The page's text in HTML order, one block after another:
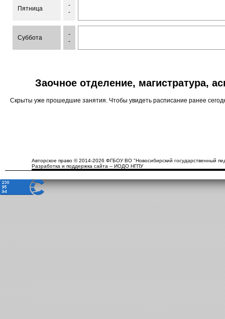
Пятница
-
-
Суббота
-
-
Заочное отделение, магистратура,
Скрыты уже прошедшие занятия. Чтобы увидеть расписание ранее
Авторское право © 2014-2026 ФГБОУ ВО "Новосибирский государственный
Разработка и поддержка сайта – ИОДО НГПУ